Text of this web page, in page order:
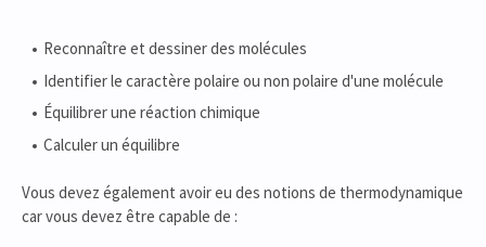
Reconnaître et dessiner des molécules
Identifier le caractère polaire ou non polaire d'une molécule
Équilibrer une réaction chimique
Calculer un équilibre
Vous devez également avoir eu des notions de thermodynamique
car vous devez être capable de :